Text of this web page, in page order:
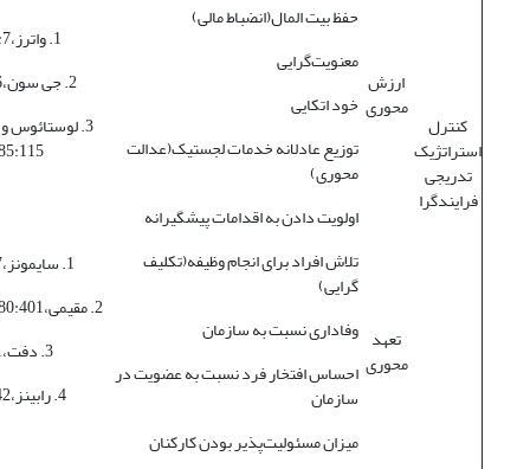
کنترل
استراتژیک
تدریجی
فرایندگرا
ارزش
محوری
حفظ بیت المال(انضباط مالی)
معنویت‌گرایی
خود اتکایی
توزیع عادلانه خدمات لجستیک(عدالت
محوری)
اولویت دادن به اقدامات پیشگیرانه
1. واترز،1384:7-9
2. جی سون،1383:16
3. لوستائوس
118
تعهد
محوری
تلاش افراد برای انجام وظیفه(تکلیف
گرایی)
وفاداری نسبت به سازمان
احساس افتخار فرد نسبت به عضویت در
سازمان
میزان مسئولیت‌پذیر بودن کارکنان
1. سایمونز،1385:37
2. مقیمی،1380:401-402
3. دفت،1384:11
4. رابینز،1374:442